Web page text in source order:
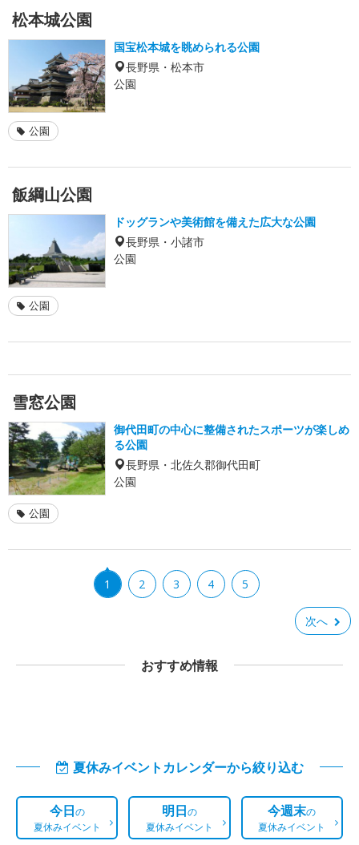
松本城公園
国宝松本城を眺められる公園
長野県・松本市
公園
公園
飯綱山公園
ドッグランや美術館を備えた広大な公園
長野県・小諸市
公園
公園
雪窓公園
御代田町の中心に整備されたスポーツが楽しめ
る公園
長野県・北佐久郡御代田町
公園
公園
1 2 3 4 5
次へ
おすすめ情報
夏休みイベントカレンダーから絞り込む
今日の
夏休みイベント
明日の
夏休みイベント
今週末の
夏休みイベント